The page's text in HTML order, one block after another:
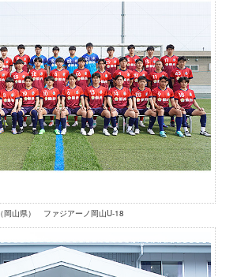
（岡山県） ファジアーノ岡山U-18